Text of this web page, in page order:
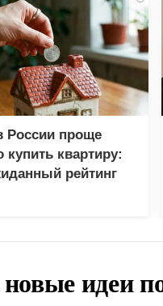
России проще
купить квартиру:
рейтинг
идеи